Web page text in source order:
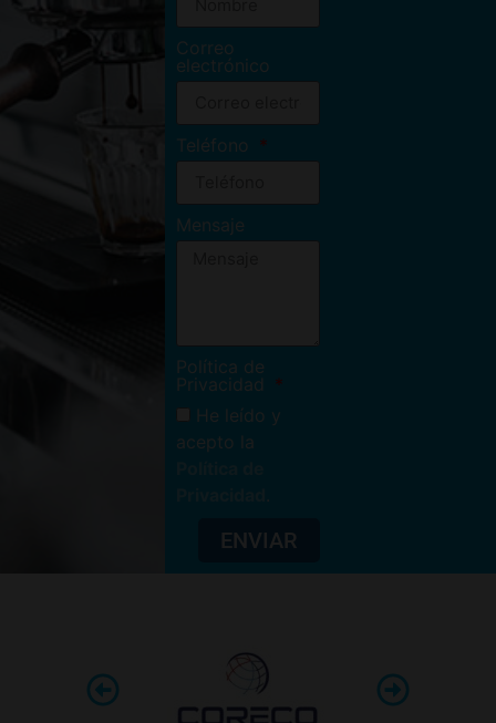
Correo
electrónico
Teléfono
Mensaje
Política de
Privacidad
He leído y
acepto la
ENVIAR